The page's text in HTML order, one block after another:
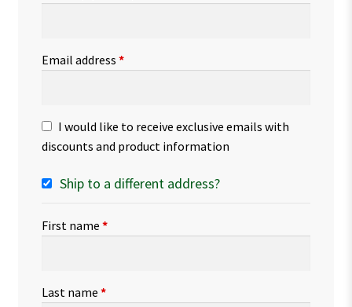
Email address *
I would like to receive exclusive emails with
discounts and product information
Ship to a different address?
First name *
Last name *